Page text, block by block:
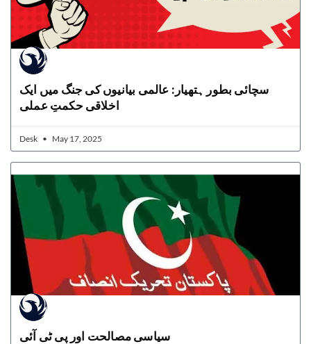
سچائی بطور ہتھیار: عالمی بیانیوں کی جنگ میں ایک
اخلاقی حکمتِ عملی
Desk May 17, 2025
سیاسی مصالحت اور پی ٹی آئی